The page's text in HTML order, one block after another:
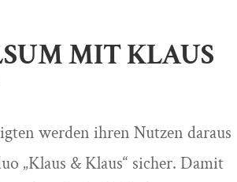
MIT KLAUS
werden ihren Nutzen daraus
„Klaus & Klaus“ sicher. Damit